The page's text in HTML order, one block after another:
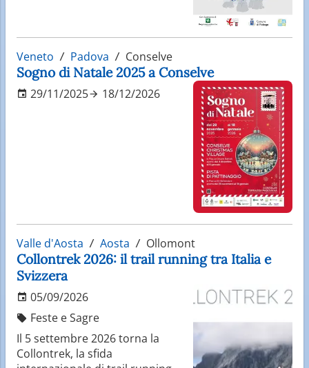
Veneto Padova Conselve
Sogno di Natale 2025 a Conselve
29/11/2025 18/12/2026
Valle d'Aosta Aosta Ollomont
Collontrek 2026: il trail running tra Italia e
Svizzera
05/09/2026
Feste e Sagre
Il 5 settembre 2026 torna la
Collontrek, la sfida